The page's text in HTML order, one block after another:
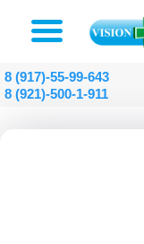
8 (917)-55-99-643
8 (921)-500-1-911